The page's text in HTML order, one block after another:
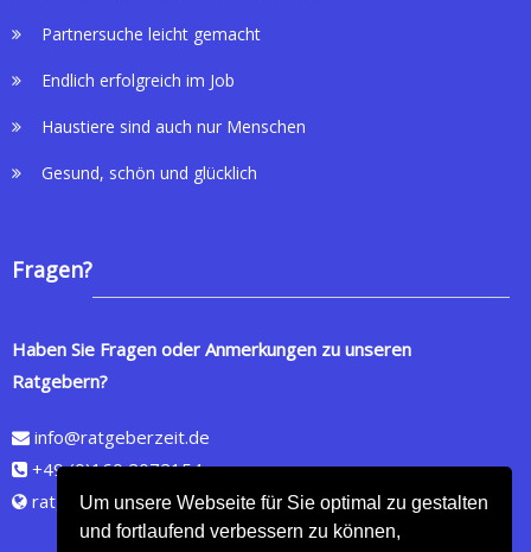
Um unsere Webseite für Sie optimal zu gestalten
und fortlaufend verbessern zu können,
Partnersuche leicht gemacht
Endlich erfolgreich im Job
Haustiere sind auch nur Menschen
Gesund, schön und glücklich
Fragen?
Haben Sie Fragen oder Anmerkungen zu unseren
Ratgebern?
info@ratgeberzeit.de
+49 (0)160 2072154
ratgeberzeit.de